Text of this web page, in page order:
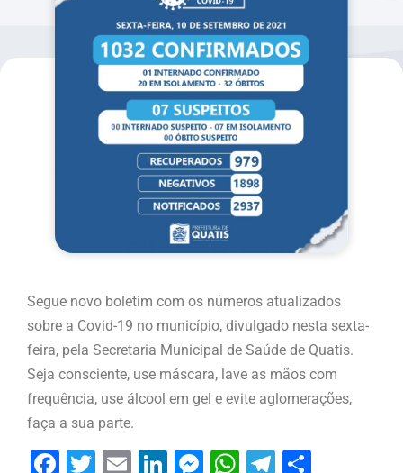
Segue novo boletim com os números atualizados
sobre a Covid-19 no município, divulgado nesta sexta-
feira, pela Secretaria Municipal de Saúde de Quatis.
Seja consciente, use máscara, lave as mãos com
frequência, use álcool em gel e evite aglomerações,
faça a sua parte.
Facebook
Twitter
EmailLinkedIn
Messenger
WhatsApp
Telegram